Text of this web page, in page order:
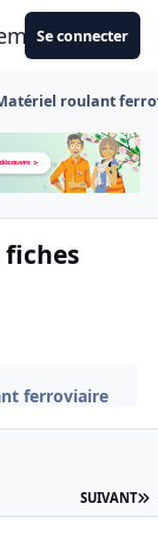
Se connecter
roulant
fiches
ferroviaire
SUIVANT